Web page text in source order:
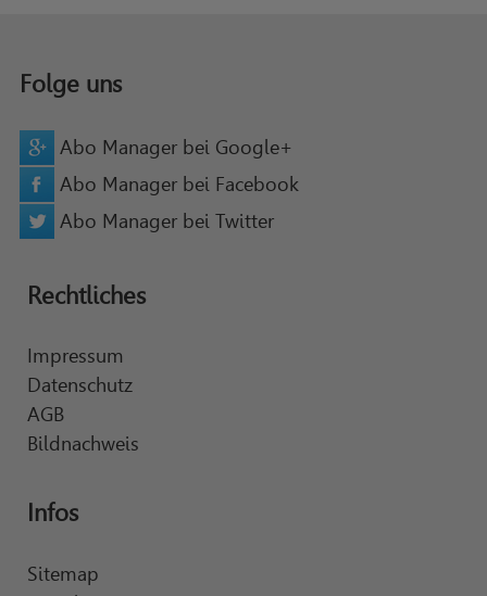
Folge uns
Abo Manager bei Google+
Abo Manager bei Facebook
Abo Manager bei Twitter
Rechtliches
Impressum
Datenschutz
AGB
Bildnachweis
Infos
Sitemap